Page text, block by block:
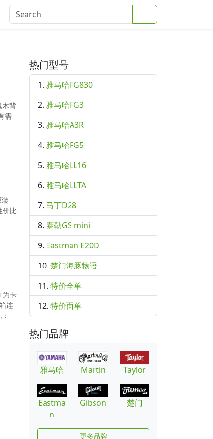
木背
需
价比
为卡
连
热门型号
雅马哈FG830
雅马哈FG3
雅马哈A3R
雅马哈FG5
雅马哈LL16
雅马哈LLTA
马丁D28
泰勒GS mini
Eastman E20D
楚门海豚物语
特价全单
特价面单
热门品牌
雅马哈 Martin Taylor
Eastma
n
Gibson 楚门
更多品牌